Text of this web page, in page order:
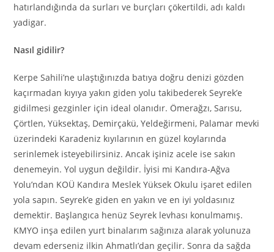
hatırlandığında da surları ve burçları çökertildi, adı kaldı
yadigar.
Nasıl gidilir?
Kerpe Sahili’ne ulaştığınızda batıya doğru denizi gözden
kaçırmadan kıyıya yakın giden yolu takibederek Seyrek’e
gidilmesi gezginler için ideal olanıdır. Ömerağzı, Sarısu,
Çörtlen, Yüksektaş, Demirçakü, Yeldeğirmeni, Palamar mevki
üzerindeki Karadeniz kıyılarının en güzel koylarında
serinlemek isteyebilirsiniz. Ancak işiniz acele ise sakın
denemeyin. Yol uygun değildir. İyisi mi Kandıra-Ağva
Yolu’ndan KOÜ Kandıra Meslek Yüksek Okulu işaret edilen
yola sapın. Seyrek’e giden en ya­kın ve en iyi yoldasınız
demektir. Başlangıca henüz Seyrek levhası konulmamış.
KMYO inşa edilen yurt binalarım sağınıza alarak yolu­nuza
devam ederseniz ilkin Ahmatlı’dan geçi­lir. Sonra da sağda